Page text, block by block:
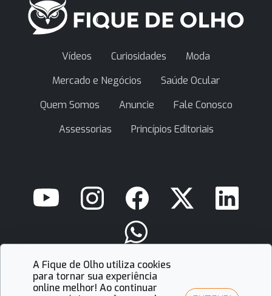
Vídeos Curiosidades
Moda
Mercado e Negócios
Saúde Ocular
Quem Somos
Anuncie
Fale Conosco
Assessorias
Princípios Editoriais
contato@fiquedeolho.com.br
A Fique de Olho utiliza cookies
para tornar sua experiência
online melhor! Ao continuar